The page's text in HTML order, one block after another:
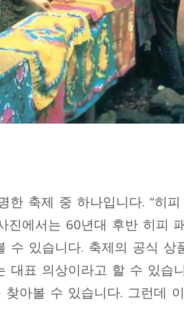
한 축제 중 하나입니다. “히
진에서는 60년대 후반 히피
수 있습니다. 축제의 공식 상
대표 의상이라고 할 수 있습
찾아볼 수 있습니다. 그런데